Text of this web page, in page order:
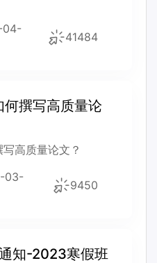
04-
41484
撰写高质量论
高质量论文？
03-
9450
知-2023寒假班